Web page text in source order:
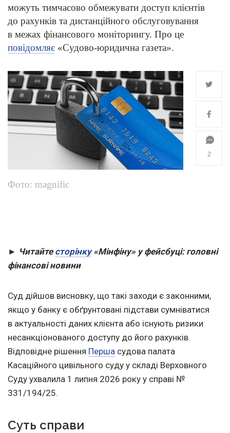
можуть тимчасово обмежувати доступ клієнтів
до рахунків та дистанційного обслуговування
в межах фінансового моніторингу. Про це
повідомляє «Судово-юридична газета».
Фото: magnific
2
► Читайте сторінку«Мінфіну» у фейсбуці: головні
фінансові новини
Суд дійшов висновку, що такі заходи є законними,
якщо у банку є обґрунтовані підстави сумніватися
в актуальності даних клієнта або існують ризики
несанкціонованого доступу до його рахунків.
Відповідне рішення Перша судова палата
Касаційного цивільного суду у складі Верховного
Суду ухвалила 1 липня 2026 року у справі №
331/194/25.
Суть справи